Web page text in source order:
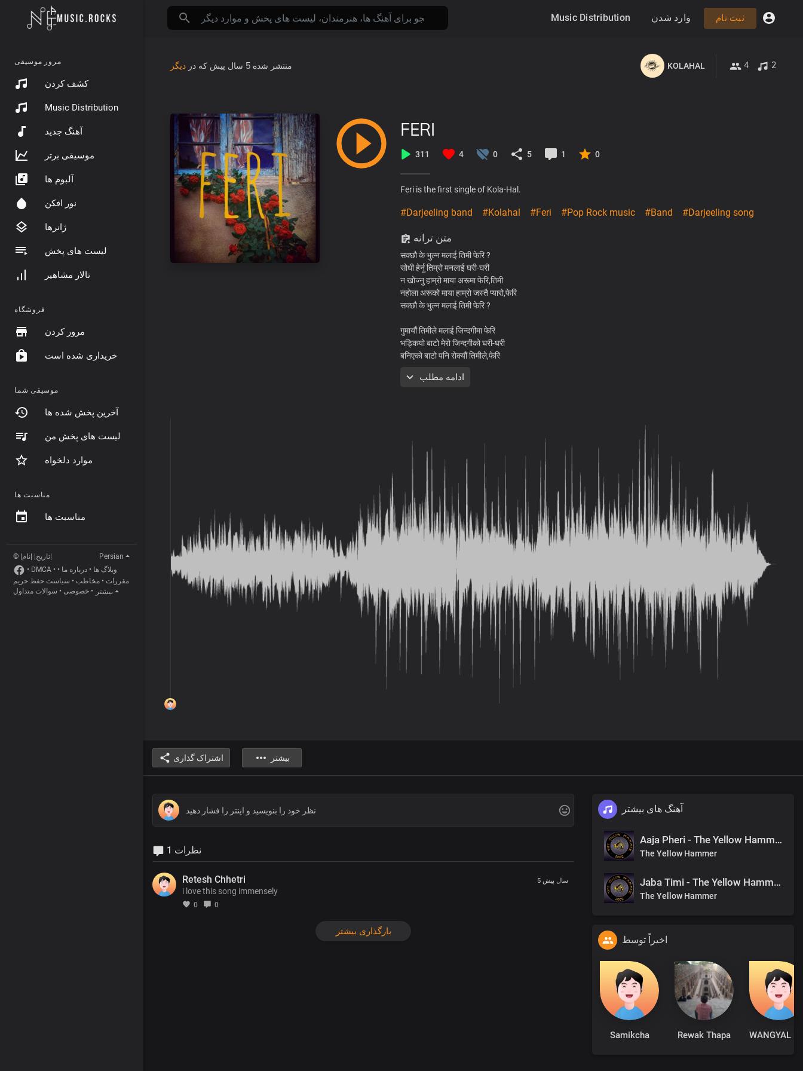
مرور موسیقی
کشف کردن
Music Distribution
آهنگ جدید
موسیقی برتر
آلبوم ها
نور افکن
ژانرها
لیست های پخش
تالار مشاهیر
فروشگاه
مرور کردن
خریداری شده است
موسیقی شما
آخرین پخش شده ها
لیست های پخش من
موارد دلخواه
مناسبت ها
مناسبت ها
Persian
• DMCA • وبلاگ ها • درباره ما •
مقررات • مخاطب • سیاست حفظ حریم
خصوصی • سوالات متداول • بیشتر
Music Distribution وارد شدن ثبت نام
منتشر شده 5 سال پیش که در دیگر KOLAHAL 4 2
FERI
311 4 0 5 1 0
Feri is the first single of Kola-Hal.
#Darjeeling band #Kolahal #Feri #Pop Rock music #Band #Darjeeling song
متن ترانه
सक्छौ के भुल्न मलाई तिमी फेरि ?
सोधी हेर्नु तिम्रो मनलाई घरी-घरी
न खोज्नु हाम्रो माया अरूमा फेरि,तिमी
नहोला अरूको माया हाम्रो जस्तै प्यारो,फेरि
सक्छौ के भुल्न मलाई तिमी फेरि ?
गुमायौं तिमीले मलाई जिन्दगीमा फेरि
भड्कियो बाटो मेरो जिन्दगीको घरी-घरी
बनिएको बाटो पनि रोक्यौं तिमीले,फेरि
भन्नु मलाई केही छैन,तर अब
खुशी छौ नि तिमी फेरि ?
खुशी छौ नि तिमी फेरि ?
खुशी छौ नि तिमी फेरि ?
सक्छौ के भुल्न मलाई तिमी फेरि ?
ادامه مطلب
اشتراک گذاری بیشتر
1 نظرات
Retesh Chhetri
i love this song immensely
0 0
5 سال پیش
بارگذاری بیشتر
آهنگ های بیشتر
Aaja Pheri - The Yellow Hammer - Studio Version
The Yellow Hammer
Jaba Timi - The Yellow Hammer - Studio Version
The Yellow Hammer
اخیراً توسط
Samikcha Rewak Thapa